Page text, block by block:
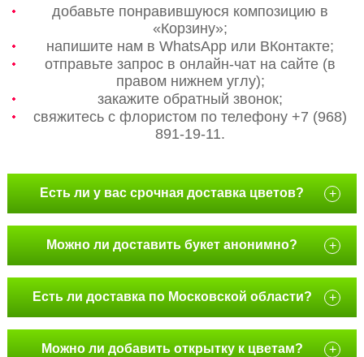
добавьте понравившуюся композицию в
«Корзину»;
напишите нам в WhatsApp или ВКонтакте;
отправьте запрос в онлайн-чат на сайте (в
правом нижнем углу);
закажите обратный звонок;
свяжитесь с флористом по телефону +7 (968)
891-19-11.
Есть ли у вас срочная доставка цветов? +
Можно ли доставить букет анонимно? +
Есть ли доставка по Московской области? +
Можно ли добавить открытку к цветам? +